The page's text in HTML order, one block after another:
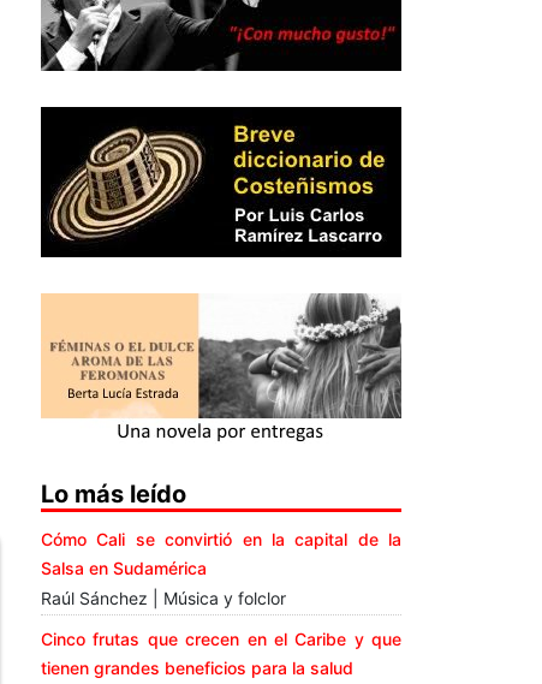
Lo más leído
Cómo Cali se convirtió en la capital de la
Salsa en Sudamérica
Raúl Sánchez | Música y folclor
Cinco frutas que crecen en el Caribe y que
tienen grandes beneficios para la salud